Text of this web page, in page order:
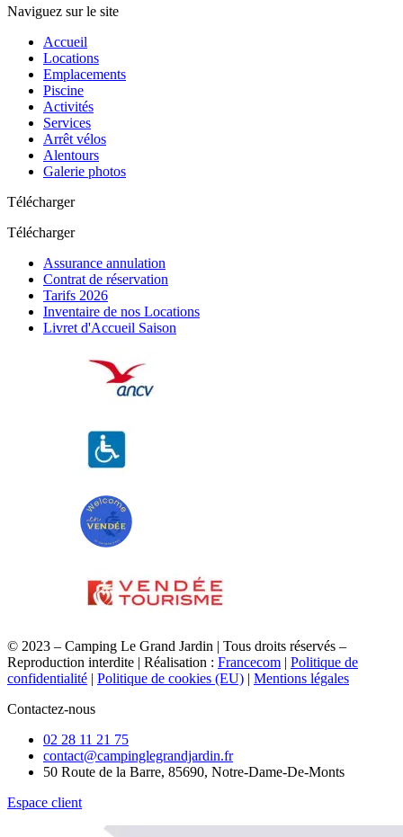
Naviguez sur le site
Accueil
Locations
Emplacements
Piscine
Activités
Services
Arrêt vélos
Alentours
Galerie photos
Télécharger
Télécharger
Assurance annulation
Contrat de réservation
Tarifs 2026
Inventaire de nos Locations
Livret d'Accueil Saison
© 2023 – Camping Le Grand Jardin | Tous droits réservés –
Reproduction interdite | Réalisation : Francecom | Politique de
confidentialité | Politique de cookies (EU) | Mentions légales
Contactez-nous
02 28 11 21 75
contact@campinglegrandjardin.fr
50 Route de la Barre, 85690, Notre-Dame-De-Monts
Espace client